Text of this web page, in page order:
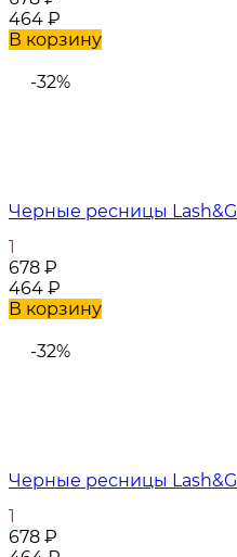
464 ₽
В корзину
-32%
Черные ресницы
1
678 ₽
464 ₽
В корзину
-32%
Черные ресницы
1
678 ₽